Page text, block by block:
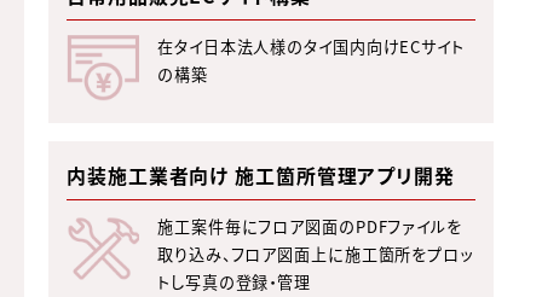
在タイ日本法人様のタイ国内向けECサイト
の構築
内装施工業者向け 施工箇所管理アプリ開発
施工案件毎にフロア図面のPDFファイルを
取り込み、フロア図面上に施工箇所をプロッ
トし写真の登録・管理